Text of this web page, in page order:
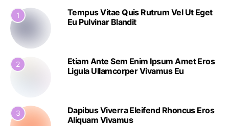
1
Tempus Vitae Quis Rutrum Vel Ut Eget
Eu Pulvinar Blandit
2
Etiam Ante Sem Enim Ipsum Amet Eros
Ligula Ullamcorper Vivamus Eu
3
Dapibus Viverra Eleifend Rhoncus Eros
Aliquam Vivamus